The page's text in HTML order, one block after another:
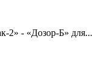
2» - «Дозор-Б» для...